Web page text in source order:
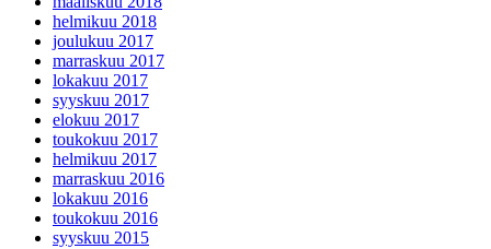
helmikuu 2018
joulukuu 2017
marraskuu 2017
lokakuu 2017
syyskuu 2017
elokuu 2017
toukokuu 2017
helmikuu 2017
marraskuu 2016
lokakuu 2016
toukokuu 2016
syyskuu 2015